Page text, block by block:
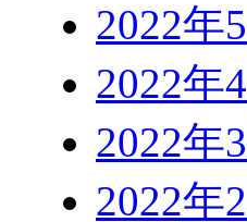
2022年
2022年
2022年
2022年